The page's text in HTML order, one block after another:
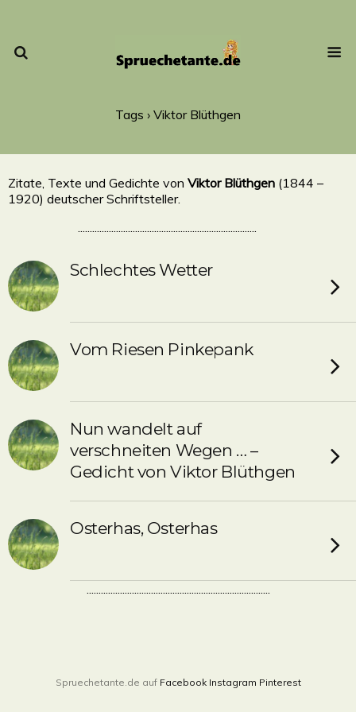
Tags › Viktor Blüthgen
Zitate, Texte und Gedichte von Viktor Blüthgen (1844 –
1920) deutscher Schriftsteller.
...........................................................................
Schlechtes Wetter
Vom Riesen Pinkepank
Nun wandelt auf
verschneiten Wegen … –
Gedicht von Viktor Blüthgen
Osterhas, Osterhas
.............................................................................
Spruechetante.de auf Facebook Instagram Pinterest